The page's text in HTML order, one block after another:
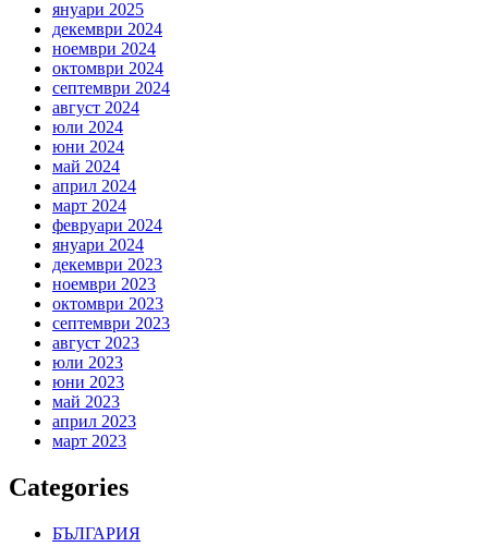
януари 2025
декември 2024
ноември 2024
октомври 2024
септември 2024
август 2024
юли 2024
юни 2024
май 2024
април 2024
март 2024
февруари 2024
януари 2024
декември 2023
ноември 2023
октомври 2023
септември 2023
август 2023
юли 2023
юни 2023
май 2023
април 2023
март 2023
Categories
БЪЛГАРИЯ